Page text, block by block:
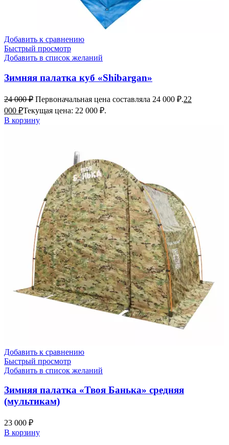
Добавить к сравнению
Быстрый просмотр
Добавить в список желаний
Зимняя палатка куб «Shibargan»
24 000₽ Первоначальная цена составляла 24 000 ₽.22
000 ₽Текущая цена: 22 000 ₽.
В корзину
Добавить к сравнению
Быстрый просмотр
Добавить в список желаний
Зимняя палатка «Твоя Банька» средняя
(мультикам)
23 000 ₽
В корзину